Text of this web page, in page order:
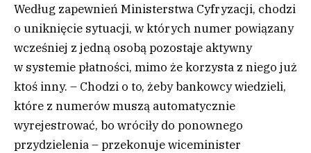
Według zapewnień Ministerstwa Cyfryzacji, chodzi
o uniknięcie sytuacji, w których numer powiązany
wcześniej z jedną osobą pozostaje aktywny
w systemie płatności, mimo że korzysta z niego już
ktoś inny. – Chodzi o to, żeby bankowcy wiedzieli,
które z numerów muszą automatycznie
wyrejestrować, bo wróciły do ponownego
przydzielenia – przekonuje wiceminister